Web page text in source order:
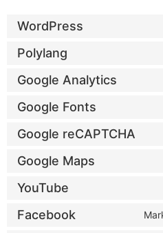
WordPress
Polylang
Google Analytics
Google Fonts
Google reCAPTCHA
Google Maps
YouTube
Facebook